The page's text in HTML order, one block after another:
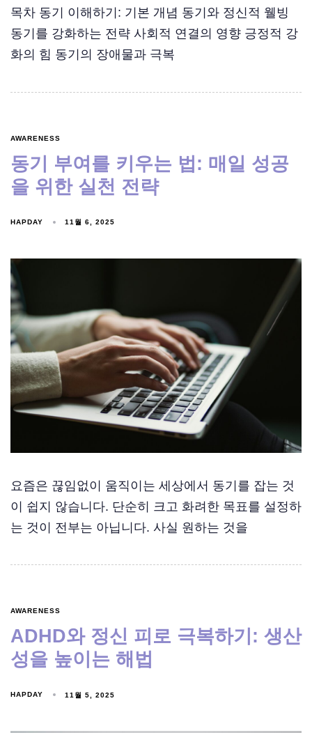
목차 동기 이해하기: 기본 개념 동기와 정신적 웰빙
동기를 강화하는 전략 사회적 연결의 영향 긍정적 강
화의 힘 동기의 장애물과 극복
AWARENESS
동기 부여를 키우는 법: 매일 성공
을 위한 실천 전략
HAPDAY 11월 6, 2025
요즘은 끊임없이 움직이는 세상에서 동기를 잡는 것
이 쉽지 않습니다. 단순히 크고 화려한 목표를 설정하
는 것이 전부는 아닙니다. 사실 원하는 것을
AWARENESS
ADHD와 정신 피로 극복하기: 생산
성을 높이는 해법
HAPDAY 11월 5, 2025